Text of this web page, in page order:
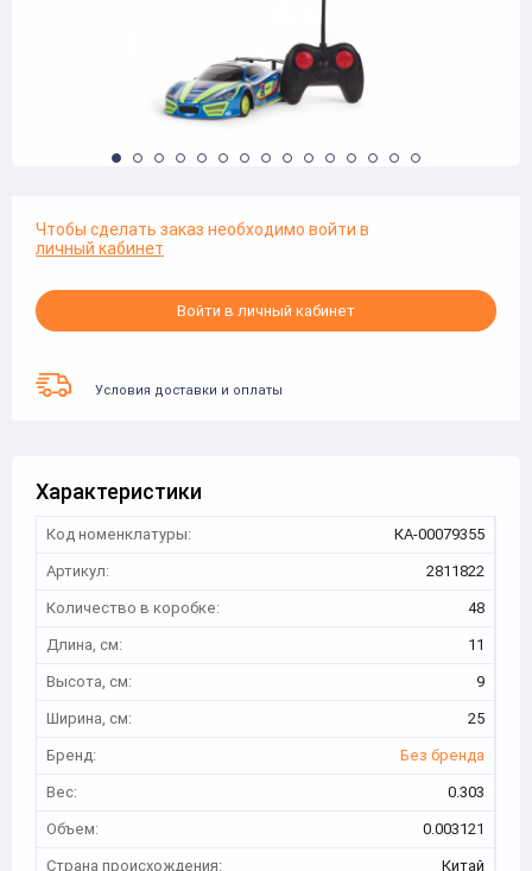
Чтобы сделать заказ необходимо войти в
личный кабинет
Войти в личный кабинет
Условия доставки и оплаты
Характеристики
Код номенклатуры:
КА-00079355
Артикул:
2811822
Количество в коробке:
48
Длина, см:
11
Высота, см:
9
Ширина, см:
25
Бренд:
Без бренда
Вес:
0.303
Объем:
0.003121
Страна происхождения:
Китай